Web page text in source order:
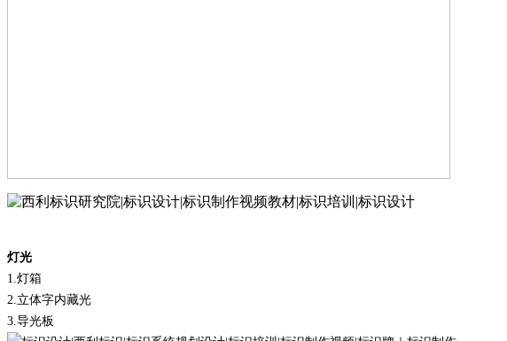
灯光
1. 灯箱
2. 立体字内藏光
3. 导光板